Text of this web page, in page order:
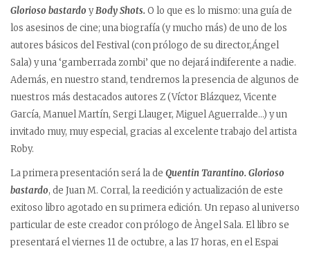
Glorioso bastardo yBody Shots. O lo que es lo mismo: una guía de
los asesinos de cine; una biografía (y mucho más) de uno de los
autores básicos del Festival (con prólogo de su director,Ángel
Sala) y una ‘gamberrada zombi’ que no dejará indiferente a nadie.
Además, en nuestro stand, tendremos la presencia de algunos de
nuestros más destacados autores Z (Víctor Blázquez, Vicente
García, Manuel Martín, Sergi Llauger, Miguel Aguerralde…) y un
invitado muy, muy especial, gracias al excelente trabajo del artista
Roby.
La primera presentación será la de Quentin Tarantino. Glorioso
bastardo, de Juan M. Corral, la reedición y actualización de este
exitoso libro agotado en su primera edición. Un repaso al universo
particular de este creador con prólogo de Àngel Sala. El libro se
presentará el viernes 11 de octubre, a las 17 horas, en el Espai